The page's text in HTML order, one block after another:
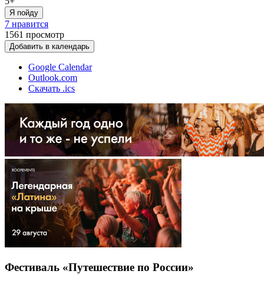
Я пойду
7 нравится
1561 просмотр
Добавить в календарь
Google Calendar
Outlook.com
Скачать .ics
Фестиваль «Путешествие по России»